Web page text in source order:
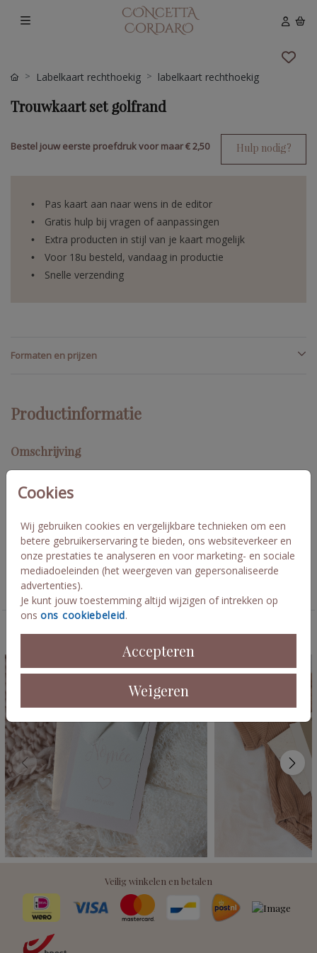
Cookies
Wij gebruiken cookies en vergelijkbare technieken om een
betere gebruikerservaring te bieden, ons websiteverkeer en
onze prestaties te analyseren en voor marketing- en sociale
mediadoeleinden (het weergeven van gepersonaliseerde
advertenties).
Je kunt jouw toestemming altijd wijzigen of intrekken op
ons ons cookiebeleid.
Accepteren
Weigeren
Labelkaart rechthoekig labelkaart rechthoekig
Trouwkaart set golfrand
Bestel jouw eerste proefdruk voor maar€ 2,50 Hulp nodig?
Pas kaart aan naar wens in de editor
Gratis hulp bij vragen of aanpassingen
Extra producten in stijl van je kaart mogelijk
Voor 18u besteld, vandaag in productie
Snelle verzending
Formaten en prijzen
Productinformatie
Omschrijving
Stijlvolle trouwkaarten set bestaande uit 2 delen. Voeg deze
samen met een paperclip. Vervang kleuren, lettertypes en
afbeeldingen naar jullie eigen wensen en trouw huisstijl. De
Amin
Collectie
labelkaart rechthoekig
Deze kaarten vind je misschien ook leuk
Veilig winkelen en betalen